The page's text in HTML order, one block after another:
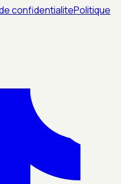
confidentialitePolitique